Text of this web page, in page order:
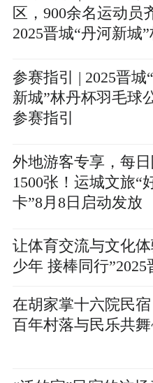
区，900余名运动员
2025晋城“丹河新城
参赛指引 | 2025晋城
新城”林丹杯羽毛球
参赛指引
外地游客专享，每
1500张！运城文旅“
卡”8月8日启动发放
让体育交流与文化
少年 接棒同行
在胡家掌十六院民
百年村落与民乐共